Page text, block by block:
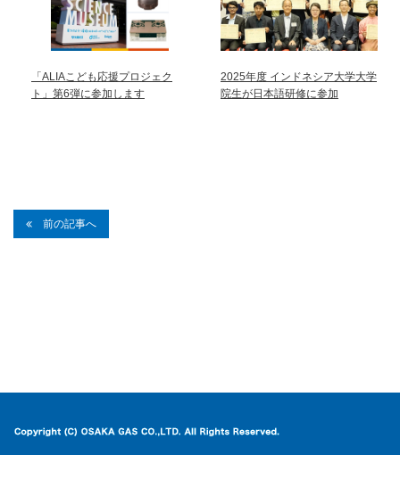
「ALIAこども応援プロジェク
ト」第6弾に参加します
2025年度 インドネシア大学大学
院生が日本語研修に参加
前の記事へ